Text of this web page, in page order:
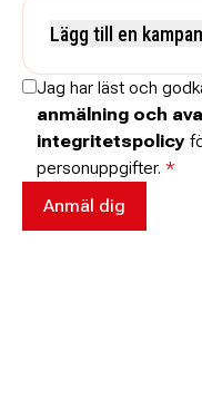
Lägg till en
Skriv koden utan
de anges.
Jag har läst och
anmälning och
integritetspolicy
personuppgifter. *